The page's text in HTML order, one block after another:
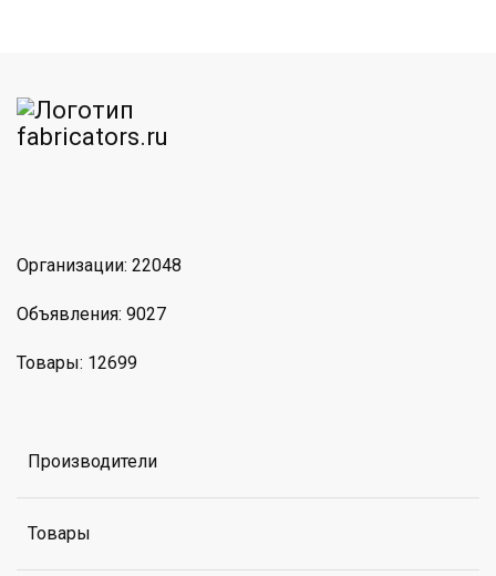
Организации: 22048
Объявления: 9027
Товары: 12699
Производители
Товары